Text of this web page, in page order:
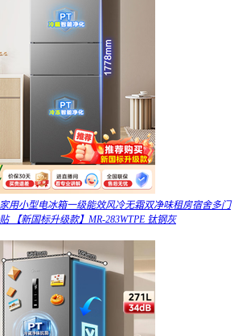
用小型电冰箱一级能效风冷无霜双净味租房宿舍多门
【新国标升级款】MR-283WTPE 钛钢灰